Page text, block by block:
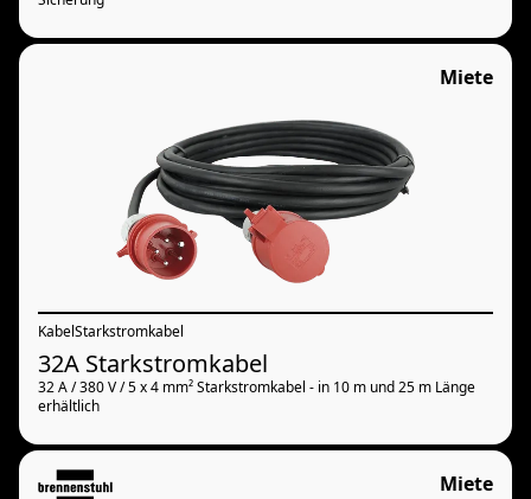
Miete
KabelStarkstromkabel
32A Starkstromkabel
32 A / 380 V / 5 x 4 mm² Starkstromkabel - in 10 m und 25 m Länge
erhältlich
Miete